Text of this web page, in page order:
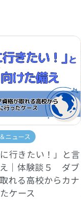
ニュース
行きたい！」と言
｜体験談５ ダブ
れる高校からカナ
ケース